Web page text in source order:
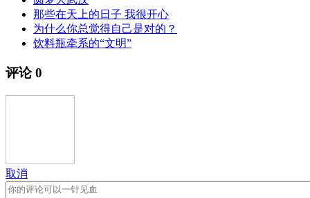
那些在天上的日子 我很开心
为什么你总觉得自己是对的？
饮料瓶牵系的“文明”
评论0
取消